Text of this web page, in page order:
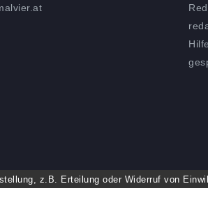
z.B. Erteilung oder Widerruf von